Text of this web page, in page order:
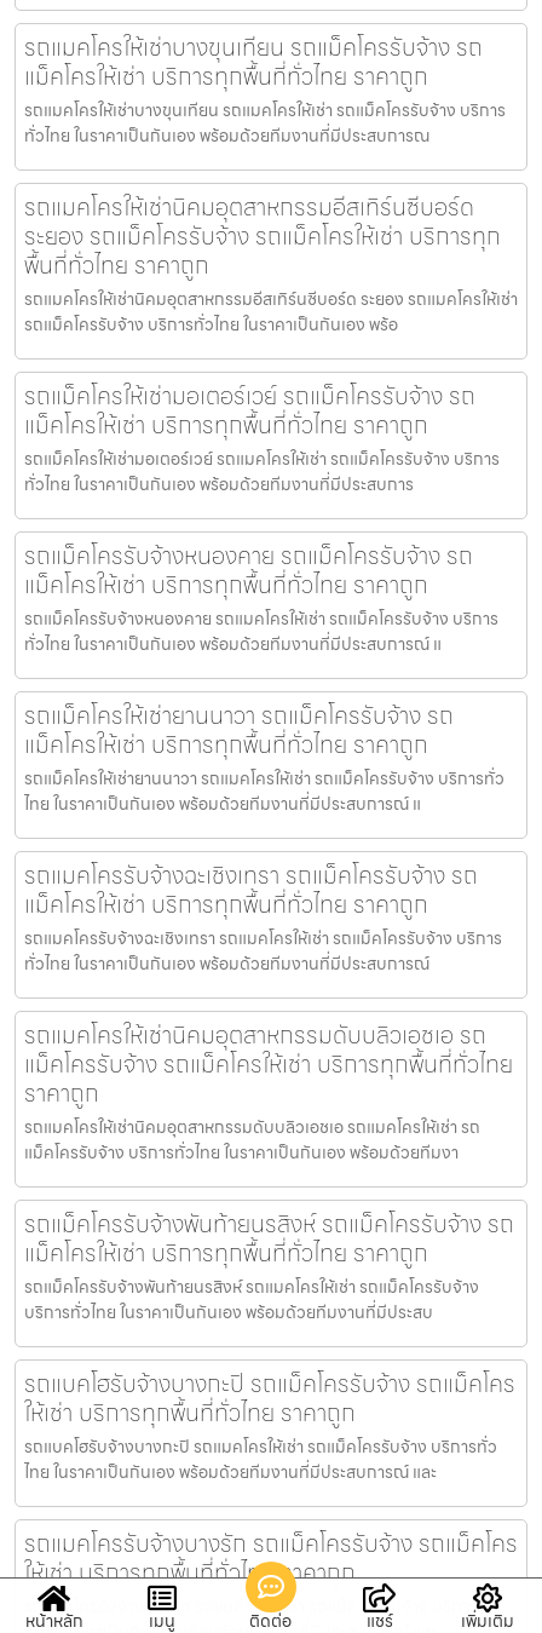
รถแมคโครให้เช่าบางขุนเทียน รถแม็คโครรับจ้าง รถ
แม็คโครให้เช่า บริการทุกพื้นที่ทั่วไทย ราคาถูก
รถแมคโครให้เช่าบางขุนเทียน รถแมคโครให้เช่า รถแม็คโครรับจ้าง บริการ
ทั่วไทย ในราคาเป็นกันเอง พร้อมด้วยทีมงานที่มีประสบการณ
รถแมคโครให้เช่านิคมอุตสาหกรรมอีสเทิร์นซีบอร์ด
ระยอง รถแม็คโครรับจ้าง รถแม็คโครให้เช่า บริการทุก
พื้นที่ทั่วไทย ราคาถูก
รถแมคโครให้เช่านิคมอุตสาหกรรมอีสเทิร์นซีบอร์ด ระยอง รถแมคโครให้เช่า
รถแม็คโครรับจ้าง บริการทั่วไทย ในราคาเป็นกันเอง พร้อ
รถแม็คโครให้เช่ามอเตอร์เวย์ รถแม็คโครรับจ้าง รถ
แม็คโครให้เช่า บริการทุกพื้นที่ทั่วไทย ราคาถูก
รถแม็คโครให้เช่ามอเตอร์เวย์ รถแมคโครให้เช่า รถแม็คโครรับจ้าง บริการ
ทั่วไทย ในราคาเป็นกันเอง พร้อมด้วยทีมงานที่มีประสบการ
รถแม็คโครรับจ้างหนองคาย รถแม็คโครรับจ้าง รถ
แม็คโครให้เช่า บริการทุกพื้นที่ทั่วไทย ราคาถูก
รถแม็คโครรับจ้างหนองคาย รถแมคโครให้เช่า รถแม็คโครรับจ้าง บริการ
ทั่วไทย ในราคาเป็นกันเอง พร้อมด้วยทีมงานที่มีประสบการณ์ แ
รถแม็คโครให้เช่ายานนาวา รถแม็คโครรับจ้าง รถ
แม็คโครให้เช่า บริการทุกพื้นที่ทั่วไทย ราคาถูก
รถแม็คโครให้เช่ายานนาวา รถแมคโครให้เช่า รถแม็คโครรับจ้าง บริการทั่ว
ไทย ในราคาเป็นกันเอง พร้อมด้วยทีมงานที่มีประสบการณ์ แ
รถแมคโครรับจ้างฉะเชิงเทรา รถแม็คโครรับจ้าง รถ
แม็คโครให้เช่า บริการทุกพื้นที่ทั่วไทย ราคาถูก
รถแมคโครรับจ้างฉะเชิงเทรา รถแมคโครให้เช่า รถแม็คโครรับจ้าง บริการ
ทั่วไทย ในราคาเป็นกันเอง พร้อมด้วยทีมงานที่มีประสบการณ์
รถแมคโครให้เช่านิคมอุตสาหกรรมดับบลิวเอชเอ รถ
แม็คโครรับจ้าง รถแม็คโครให้เช่า บริการทุกพื้นที่ทั่วไทย
ราคาถูก
รถแมคโครให้เช่านิคมอุตสาหกรรมดับบลิวเอชเอ รถแมคโครให้เช่า รถ
แม็คโครรับจ้าง บริการทั่วไทย ในราคาเป็นกันเอง พร้อมด้วยทีมงา
รถแม็คโครรับจ้างพันท้ายนรสิงห์ รถแม็คโครรับจ้าง รถ
แม็คโครให้เช่า บริการทุกพื้นที่ทั่วไทย ราคาถูก
รถแม็คโครรับจ้างพันท้ายนรสิงห์ รถแมคโครให้เช่า รถแม็คโครรับจ้าง
บริการทั่วไทย ในราคาเป็นกันเอง พร้อมด้วยทีมงานที่มีประสบ
รถแบคโฮรับจ้างบางกะปิ รถแม็คโครรับจ้าง รถแม็คโคร
ให้เช่า บริการทุกพื้นที่ทั่วไทย ราคาถูก
รถแบคโฮรับจ้างบางกะปิ รถแมคโครให้เช่า รถแม็คโครรับจ้าง บริการทั่ว
ไทย ในราคาเป็นกันเอง พร้อมด้วยทีมงานที่มีประสบการณ์ และ
รถแมคโครรับจ้างบางรัก รถแม็คโครรับจ้าง รถแม็คโคร
ให้เช่า บริการทุกพื้นที่ทั่วไทย ราคาถูก
รถแมคโครรับจ้างบางรัก รถแมคโครให้เช่า รถแม็คโครรับจ้าง บริการทั่ว
หน้าหลัก เมนู ติดต่อ แชร์ เพิ่มเติม